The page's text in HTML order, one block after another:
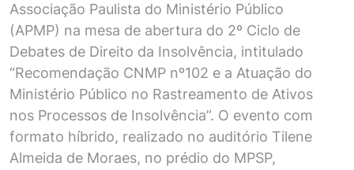
Associação Paulista do Ministério Público
(APMP) na mesa de abertura do 2º Ciclo de
Debates de Direito da Insolvência, intitulado
“Recomendação CNMP nº102 e a Atuação do
Ministério Público no Rastreamento de Ativos
nos Processos de Insolvência”. O evento com
formato híbrido, realizado no auditório Tilene
Almeida de Moraes, no prédio do MPSP,